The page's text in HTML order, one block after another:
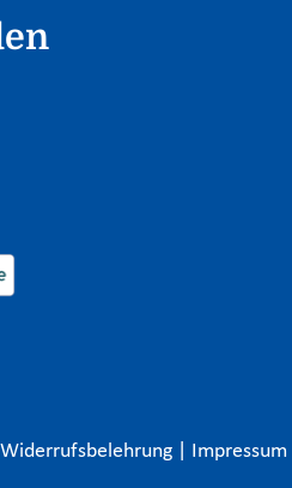
Widerrufsbelehrung Impressum